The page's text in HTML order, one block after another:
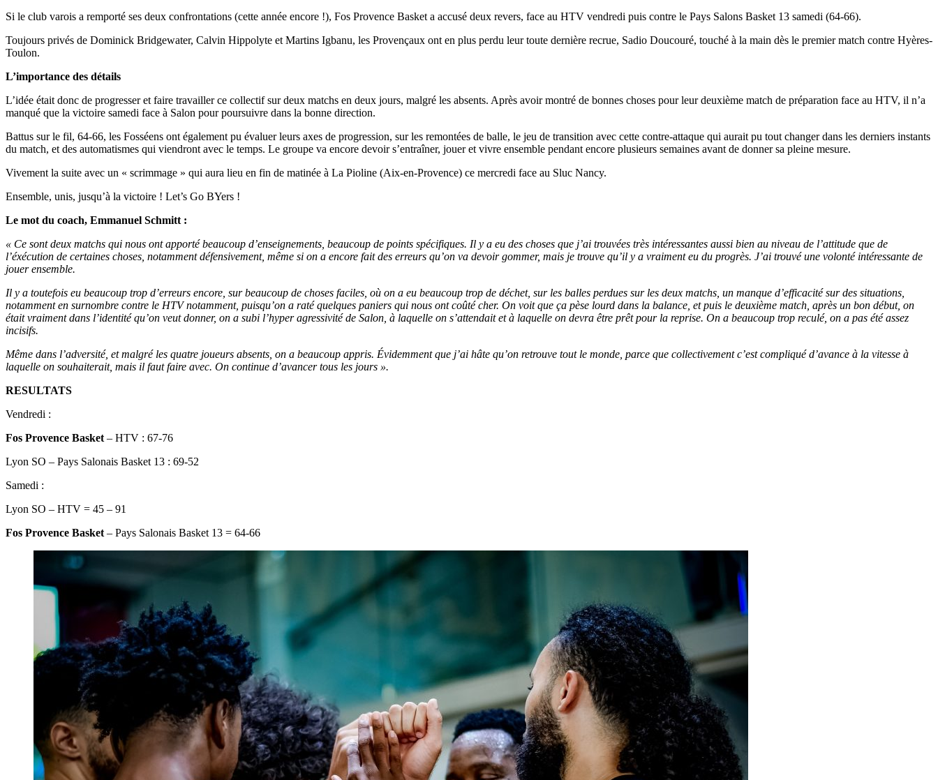
Si le club varois a remporté ses deux confrontations (cette année encore !), Fos Provence Basket a accusé deux revers, face au HTV vendredi puis contre le Pays Salons Basket 13 samedi (64-66).
Toujours privés de Dominick Bridgewater, Calvin Hippolyte et Martins Igbanu, les Provençaux ont en plus perdu leur toute dernière recrue, Sadio Doucouré, touché à la main dès le premier match contre Hyères-
Toulon.
L’importance des détails
L’idée était donc de progresser et faire travailler ce collectif sur deux matchs en deux jours, malgré les absents. Après avoir montré de bonnes choses pour leur deuxième match de préparation face au HTV, il n’a
manqué que la victoire samedi face à Salon pour poursuivre dans la bonne direction.
Battus sur le fil, 64-66, les Fosséens ont également pu évaluer leurs axes de progression, sur les remontées de balle, le jeu de transition avec cette contre-attaque qui aurait pu tout changer dans les derniers instants
du match, et des automatismes qui viendront avec le temps. Le groupe va encore devoir s’entraîner, jouer et vivre ensemble pendant encore plusieurs semaines avant de donner sa pleine mesure.
Vivement la suite avec un « scrimmage » qui aura lieu en fin de matinée à La Pioline (Aix-en-Provence) ce mercredi face au Sluc Nancy.
Ensemble, unis, jusqu’à la victoire ! Let’s Go BYers !
Le mot du coach, Emmanuel Schmitt :
« Ce sont deux matchs qui nous ont apporté beaucoup d’enseignements, beaucoup de points spécifiques. Il y a eu des choses que j’ai trouvées très intéressantes aussi bien au niveau de l’attitude que de
l’éxécution de certaines choses, notamment défensivement, même si on a encore fait des erreurs qu’on va devoir gommer, mais je trouve qu’il y a vraiment eu du progrès. J’ai trouvé une volonté intéressante de
jouer ensemble.
Il y a toutefois eu beaucoup trop d’erreurs encore, sur beaucoup de choses faciles, où on a eu beaucoup trop de déchet, sur les balles perdues sur les deux matchs, un manque d’efficacité sur des situations,
notamment en surnombre contre le HTV notamment, puisqu’on a raté quelques paniers qui nous ont coûté cher. On voit que ça pèse lourd dans la balance, et puis le deuxième match, après un bon début, on
était vraiment dans l’identité qu’on veut donner, on a subi l’hyper agressivité de Salon, à laquelle on s’attendait et à laquelle on devra être prêt pour la reprise. On a beaucoup trop reculé, on a pas été assez
incisifs.
Même dans l’adversité, et malgré les quatre joueurs absents, on a beaucoup appris. Évidemment que j’ai hâte qu’on retrouve tout le monde, parce que collectivement c’est compliqué d’avance à la vitesse à
laquelle on souhaiterait, mais il faut faire avec. On continue d’avancer tous les jours ».
RESULTATS
Vendredi :
Fos Provence Basket – HTV : 67-76
Lyon SO – Pays Salonais Basket 13 : 69-52
Samedi :
Lyon SO – HTV = 45 – 91
Fos Provence Basket – Pays Salonais Basket 13 = 64-66